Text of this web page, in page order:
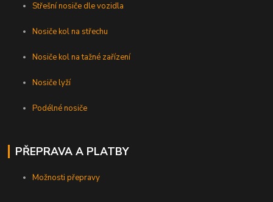
Střešní nosiče dle vozidla
Nosiče kol na střechu
Nosiče kol na tažné zařízení
Nosiče lyží
Podélné nosiče
PŘEPRAVA A PLATBY
Možnosti přepravy